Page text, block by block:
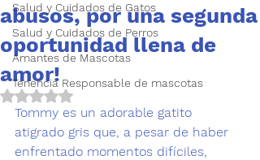
Salud y Cuidados de Gatos
Salud y Cuidados de Perros
Amantes de Mascotas
Tenencia Responsable de mascotas
abusos, por una segunda
oportunidad llena de
amor!
Obtuvo NaN de 5 estrellas.
Tommy es un adorable gatito
atigrado gris que, a pesar de haber
enfrentado momentos difíciles,